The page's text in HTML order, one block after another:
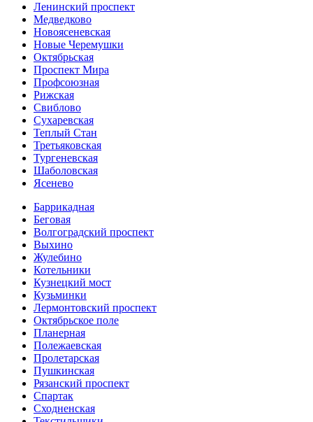
Ленинский проспект
Медведково
Новоясе­невская
Новые Черемушки
Октябрьская
Проспект Мира
Профсоюзная
Рижская
Свиблово
Сухаревская
Теплый Стан
Третьяковская
Тургеневская
Шаболовская
Ясенево
Баррикадная
Беговая
Волгоградский проспект
Выхино
Жулебино
Котельники
Кузнецкий мост
Кузьминки
Лермонтовский проспект
Октябрьское поле
Планерная
Полежаевская
Пролетарская
Пушкинская
Рязанский проспект
Спартак
Сходненская